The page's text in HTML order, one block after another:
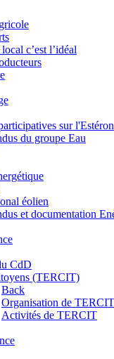
c’est l’idéal
sur l'Estéron
du groupe Eau
éolien
et documentation
CdD
(TERCIT)
Back
Organisation de TERCIT
Activités de TERCIT